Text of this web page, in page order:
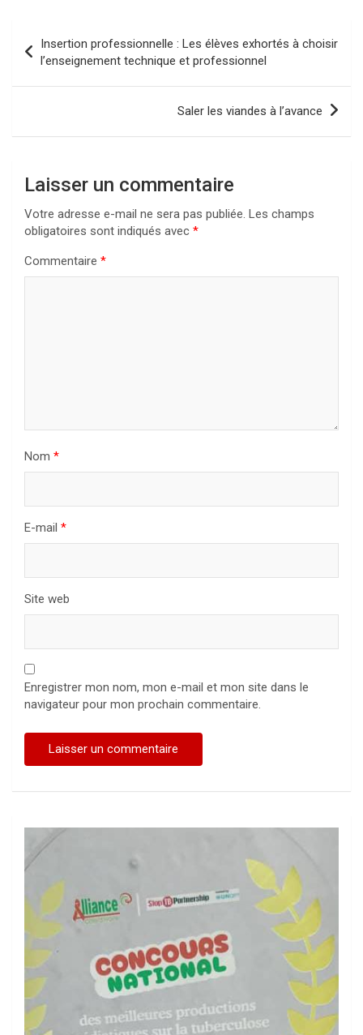
de
l’article
Insertion professionnelle : Les élèves exhortés à choisir
l’enseignement technique et professionnel
Saler les viandes à l’avance
Laisser un commentaire
Votre adresse e-mail ne sera pas publiée. Les champs
obligatoires sont indiqués avec *
Commentaire *
Nom *
E-mail *
Site web
Enregistrer mon nom, mon e-mail et mon site dans le
navigateur pour mon prochain commentaire.